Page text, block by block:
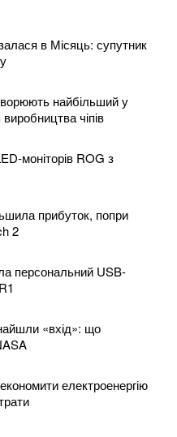
в Місяць: супутник
найбільший у
чіпів
моніторів ROG з
прибуток, попри
2
персональний USB-
«вхід»: що
електроенергію